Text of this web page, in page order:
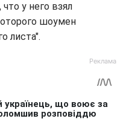
у него взял
шоумен
листа".